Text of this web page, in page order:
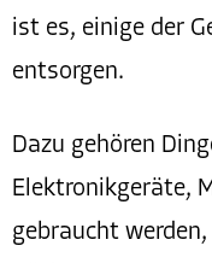
ist es, einige der
entsorgen.
Dazu gehören
Elektronikgeräte,
gebraucht